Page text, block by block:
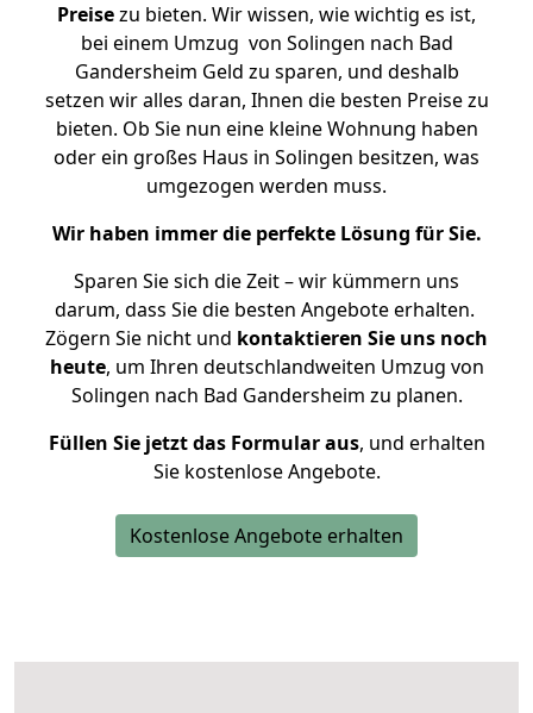
Preisezu bieten. Wir wissen, wie wichtig es ist,
bei einem Umzug von Solingen nach Bad
Gandersheim Geld zu sparen, und deshalb
setzen wir alles daran, Ihnen die besten Preise zu
bieten. Ob Sie nun eine kleine Wohnung haben
oder ein großes Haus in Solingen besitzen, was
umgezogen werden muss.
Wir haben immer die perfekte Lösung für Sie.
Sparen Sie sich die Zeit – wir kümmern uns
darum, dass Sie die besten Angebote erhalten.
Zögern Sie nicht und kontaktieren Sie uns noch
heute, um Ihren deutschlandweiten Umzug von
Solingen nach Bad Gandersheim zu planen.
Füllen Sie jetzt das Formular aus, und erhalten
Sie kostenlose Angebote.
Kostenlose Angebote erhalten